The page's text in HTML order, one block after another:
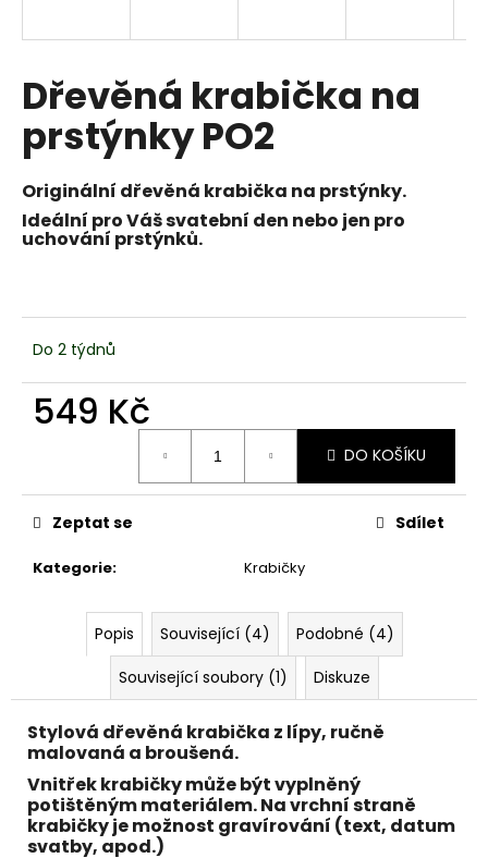
Dřevěná krabička na
prstýnky PO2
Originální dřevěná krabička na prstýnky.
Ideální pro Váš svatební den nebo jen pro
uchování prstýnků.
Do 2 týdnů
549 Kč
DO KOŠÍKU
Kategorie: Krabičky
Zeptat se Sdílet
Popis Související (4)
Podobné (4)
Související soubory (1)
Diskuze
Stylová dřevěná krabička z lípy, ručně
malovaná a broušená.
Vnitřek krabičky může být vyplněný
potištěným materiálem. Na vrchní straně
krabičky je možnost gravírování (text, datum
svatby, apod.)
í
t
?
HLEDAT
D
p
o
č
u
e